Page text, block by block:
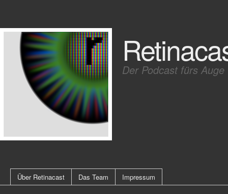
Der Podcast fürs Auge
Über Retinacast Das Team Impressum